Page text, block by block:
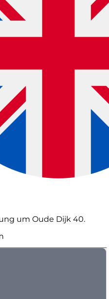
um Oude Dijk 40.